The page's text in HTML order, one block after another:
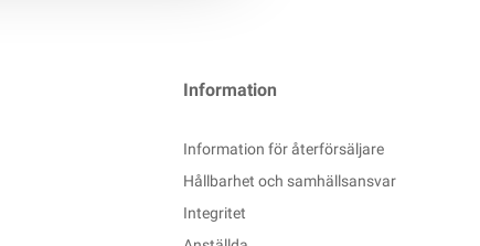
Information
Information för återförsäljare
Hållbarhet och samhällsansvar
Integritet